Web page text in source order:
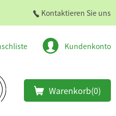
Kontaktieren Sie uns
Kundenkonto
Warenkorb(0)